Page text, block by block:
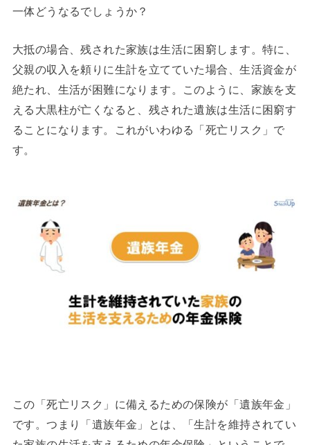
一体どうなるでしょうか？
大抵の場合、残された家族は生活に困窮します。特に、
父親の収入を頼りに生計を立てていた場合、生活資金が
絶たれ、生活が困難になります。このように、家族を支
える大黒柱が亡くなると、残された遺族は生活に困窮す
ることになります。これがいわゆる「死亡リスク」で
す。
この「死亡リスク」に備えるための保険が「遺族年金」
です。つまり「遺族年金」とは、「生計を維持されてい